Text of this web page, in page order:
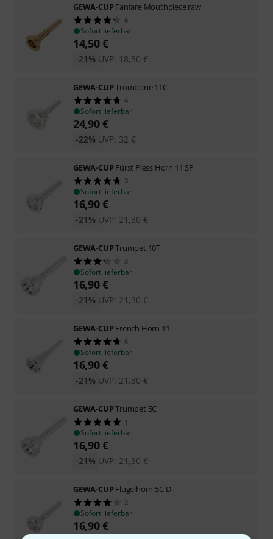
GEWA-CUPFanfare Mouthpiece raw
6
Sofort lieferbar
14,50€
UVP: 18,30 €
-21%
GEWA-CUPTrombone 11C
4
Sofort lieferbar
24,90€
UVP: 32 €
-22%
GEWA-CUPFürst Pless Horn 11 SP
3
Sofort lieferbar
16,90€
UVP: 21,30 €
-21%
GEWA-CUPTrumpet 10T
3
Sofort lieferbar
16,90€
UVP: 21,30 €
-21%
GEWA-CUPFrench Horn 11
6
Sofort lieferbar
16,90€
UVP: 21,30 €
-21%
GEWA-CUPTrumpet 5C
1
Sofort lieferbar
16,90€
UVP: 21,30 €
-21%
GEWA-CUPFlugelhorn 5C-D
2
Sofort lieferbar
16,90€